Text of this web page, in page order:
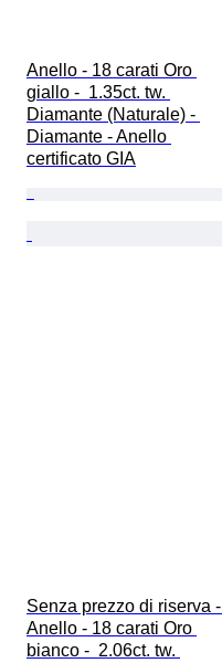
Anello - 18 carati Oro
giallo -  1.35ct. tw.
Diamante (Naturale) -
Diamante - Anello
certificato GIA
Senza prezzo di riserva -
Anello - 18 carati Oro
bianco -  2.06ct. tw.